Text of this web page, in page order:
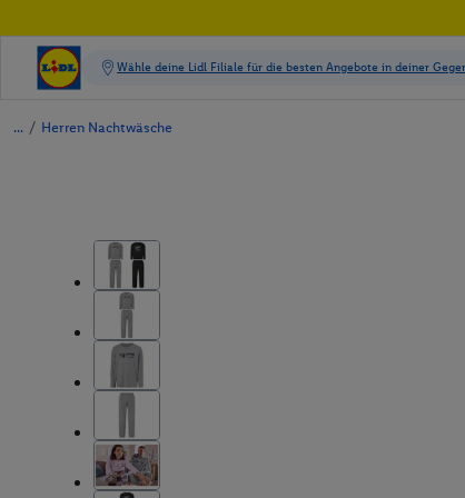
/ Herren Nachtwäsche